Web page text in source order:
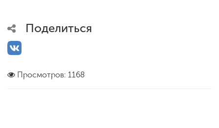
Поделиться
Просмотров: 1168